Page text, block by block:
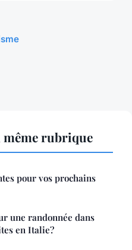
rubrique
pour vos prochains
une randonnée dans
en Italie?